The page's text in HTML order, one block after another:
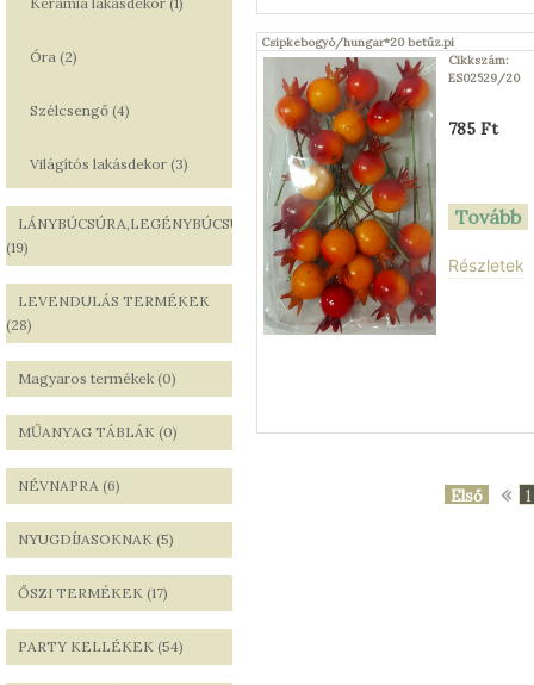
Óra (2)
Szélcsengő (4)
Világítós lakásdekor (3)
LÁNYBÚCSÚRA,LEGÉNYBÚCSÚRA
(19)
LEVENDULÁS TERMÉKEK
(28)
Magyaros termékek (0)
MŰANYAG TÁBLÁK (0)
NÉVNAPRA (6)
NYUGDÍJASOKNAK (5)
ŐSZI TERMÉKEK (17)
PARTY KELLÉKEK (54)
Csipkebogyó/hungar*20 betűz.pi
Cikkszám:
ES02529/20
785 Ft
Tovább
Részletek
Első « 1